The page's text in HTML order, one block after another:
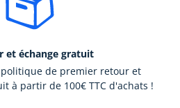
et échange gratuit
de premier retour et
à partir de 100€ TTC d'achats !